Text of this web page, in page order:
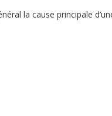
la cause principale